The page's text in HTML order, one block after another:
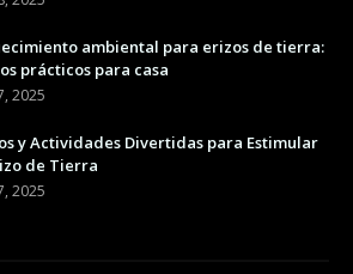
ambiental para erizos de tierra:
prácticos para casa
2025
y Actividades Divertidas para Estimular
de Tierra
2025